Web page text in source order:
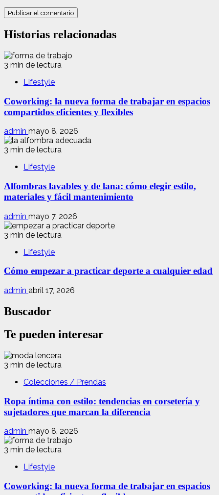
Historias relacionadas
3 min de lectura
Lifestyle
Coworking: la nueva forma de trabajar en espacios
compartidos eficientes y flexibles
admin mayo 8, 2026
3 min de lectura
Lifestyle
Alfombras lavables y de lana: cómo elegir estilo,
materiales y fácil mantenimiento
admin mayo 7, 2026
3 min de lectura
Lifestyle
Cómo empezar a practicar deporte a cualquier edad
admin abril 17, 2026
Buscador
Te pueden interesar
3 min de lectura
Colecciones / Prendas
Ropa íntima con estilo: tendencias en corsetería y
sujetadores que marcan la diferencia
admin mayo 8, 2026
3 min de lectura
Lifestyle
Coworking: la nueva forma de trabajar en espacios